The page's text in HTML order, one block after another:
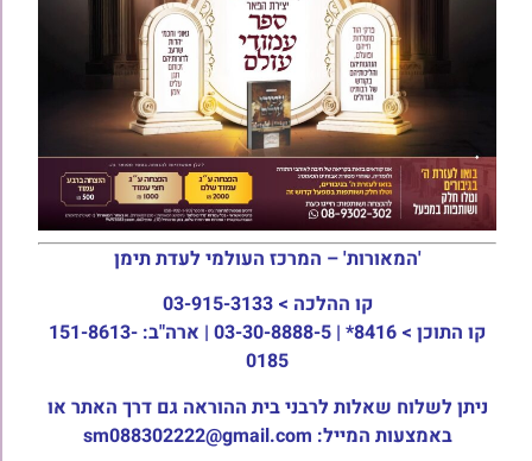
'המאורות' – המרכז העולמי לעדת תימן
קו ההלכה > 03-915-3133
קו התוכן >
8416* | 03-30-8888-5 | ארה"ב: 151-8613-
0185
ניתן לשלוח שאלות לרבני בית ההוראה גם דרך האתר או
באמצעות המייל: sm088302222@gmail.com